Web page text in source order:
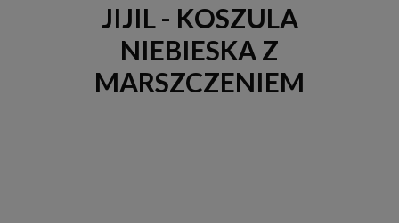
JIJIL - KOSZULA
NIEBIESKA Z
MARSZCZENIEM